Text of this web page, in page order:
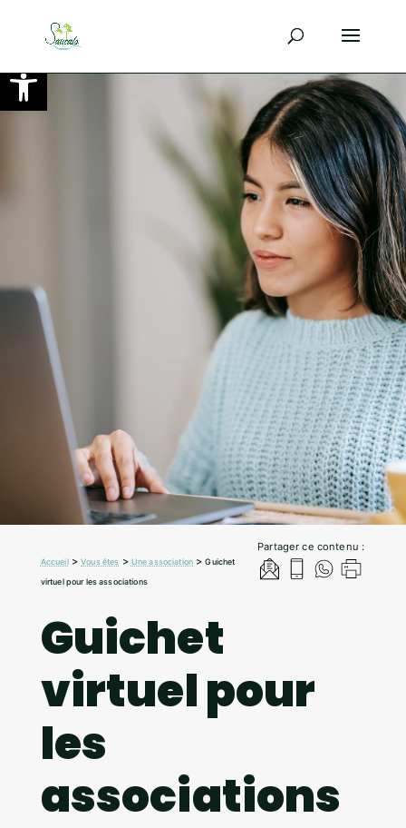
Ouvrir la barre d’outils
Partager ce contenu :
Accueil>Vous êtes > Une association >Guichet
virtuel pour les associations
Guichet
virtuel pour
les
associations